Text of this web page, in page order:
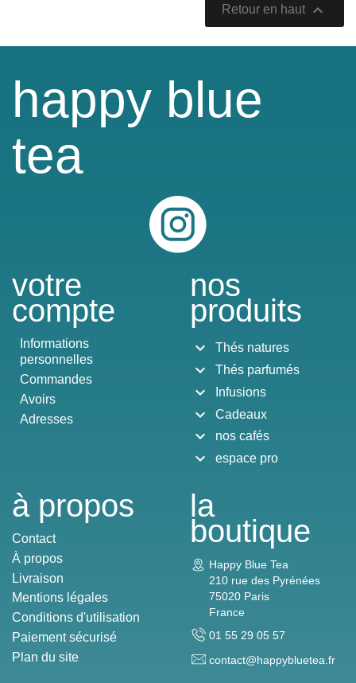
Retour en haut 
happy blue
tea
votre
compte
Informations
personnelles
Commandes
Avoirs
Adresses
nos
produits
Thés natures
expand_more
Thés parfumés
expand_more
Infusions
expand_more
Cadeaux
expand_more
nos cafés
expand_more
espace pro
expand_more
à propos
Contact
À propos
Livraison
Mentions légales
Conditions d'utilisation
Paiement sécurisé
Plan du site
la
boutique
Happy Blue Tea
210 rue des Pyrénées
75020 Paris
France
01 55 29 05 57
contact@happybluetea.fr